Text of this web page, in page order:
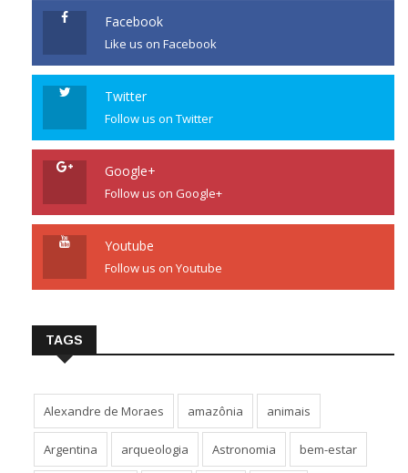
Facebook
Like us on Facebook
Twitter
Follow us on Twitter
Google+
Follow us on Google+
Youtube
Follow us on Youtube
TAGS
Alexandre de Moraes amazônia animais
Argentina arqueologia Astronomia bem-estar